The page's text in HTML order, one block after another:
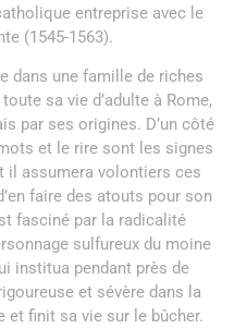
entreprise avec le
(1545-1563).
dans une famille de riches
sa vie d’adulte à Rome,
par ses origines. D’un côté
et le rire sont les signes
il assumera volontiers ces
faire des atouts pour son
fasciné par la radicalité
sulfureux du moine
institua pendant près de
et sévère dans la
et finit sa vie sur le bûcher.